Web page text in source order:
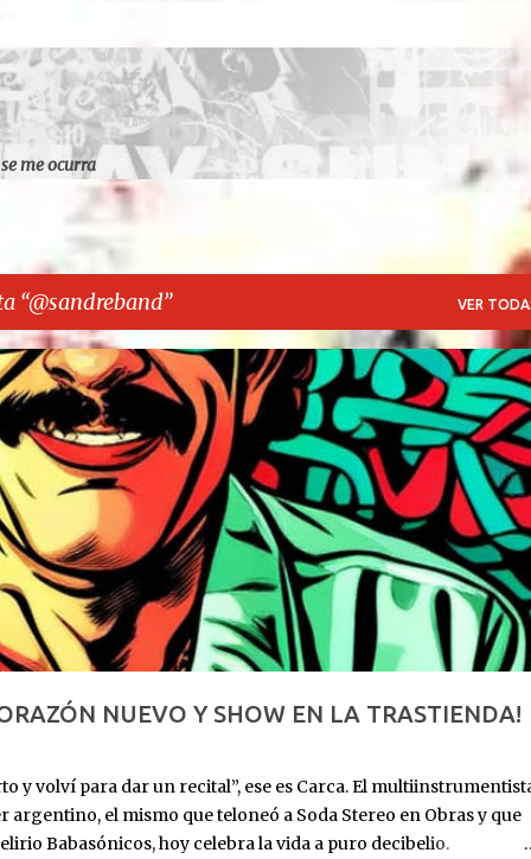
me ocurra
@sandreband VER
NUEVO Y SHOW EN LA TRASTIENDA!
y volví para dar un recital”, ese es Carca. El
el mismo que teloneó a Soda Stereo en Obras y que
Babasónicos, hoy celebra la vida a puro decibelio.